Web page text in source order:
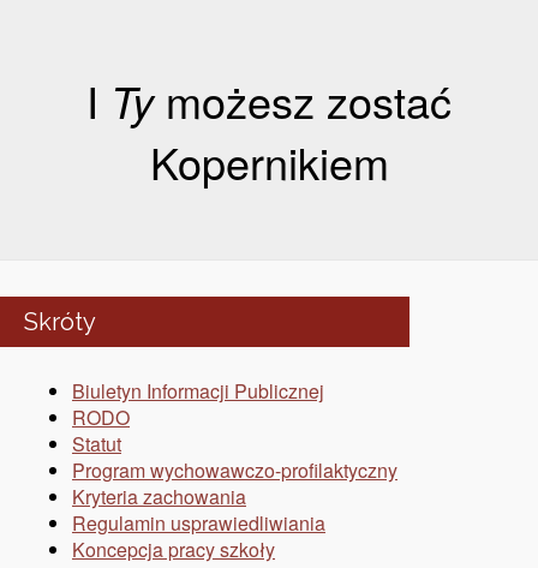
I Tymożesz zostać
Kopernikiem
Skróty
Biuletyn Informacji Publicznej
RODO
Statut
Program wychowawczo-profilaktyczny
Kryteria zachowania
Regulamin usprawiedliwiania
Koncepcja pracy szkoły